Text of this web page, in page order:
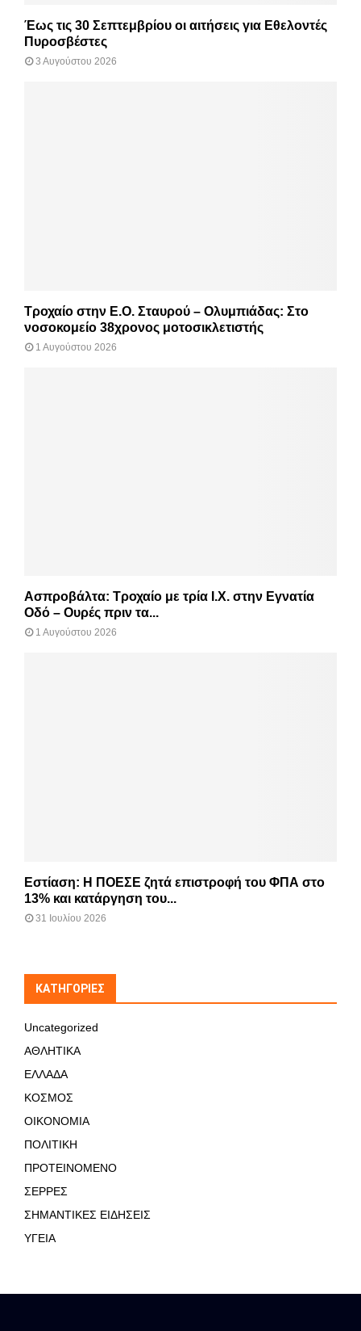
Έως τις 30 Σεπτεμβρίου οι αιτήσεις για Εθελοντές
Πυροσβέστες
3 Αυγούστου 2026
Τροχαίο στην Ε.Ο. Σταυρού – Ολυμπιάδας: Στο
νοσοκομείο 38χρονος μοτοσικλετιστής
1 Αυγούστου 2026
Ασπροβάλτα: Τροχαίο με τρία Ι.Χ. στην Εγνατία
Οδό – Ουρές πριν τα...
1 Αυγούστου 2026
Εστίαση: Η ΠΟΕΣΕ ζητά επιστροφή του ΦΠΑ στο
13% και κατάργηση του...
31 Ιουλίου 2026
KΑΤΗΓΟΡΊΕΣ
Uncategorized
ΑΘΛΗΤΙΚΑ
ΕΛΛΑΔΑ
ΚΟΣΜΟΣ
ΟΙΚΟΝΟΜΙΑ
ΠΟΛΙΤΙΚΗ
ΠΡΟΤΕΙΝΟΜΕΝΟ
ΣΕΡΡΕΣ
ΣΗΜΑΝΤΙΚΕΣ ΕΙΔΗΣΕΙΣ
ΥΓΕΙΑ